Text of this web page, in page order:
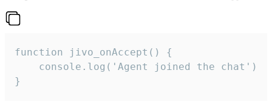
function jivo_onAccept() {
}